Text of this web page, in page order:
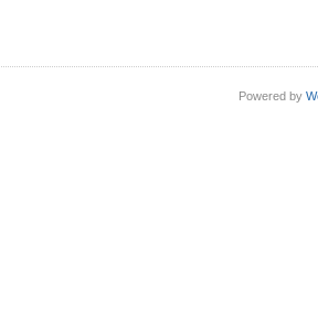
Powered by